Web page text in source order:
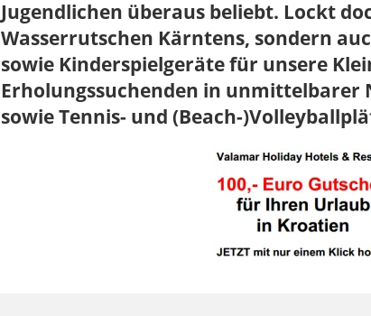
Jugendlichen überaus beliebt. Lockt
Wasserrutschen Kärntens, sondern
sowie Kinderspielgeräte für unsere
Erholungssuchenden in unmittelbarer
sowie Tennis- und (Beach-